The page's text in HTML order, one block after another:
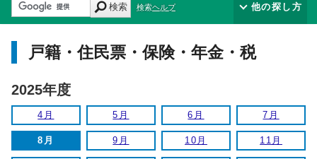
検索 検索ヘルプ 他の探し方
戸籍・住民票・保険・年金・税
2025年度
4月 5月 6月 7月
8月 9月 10月 11月